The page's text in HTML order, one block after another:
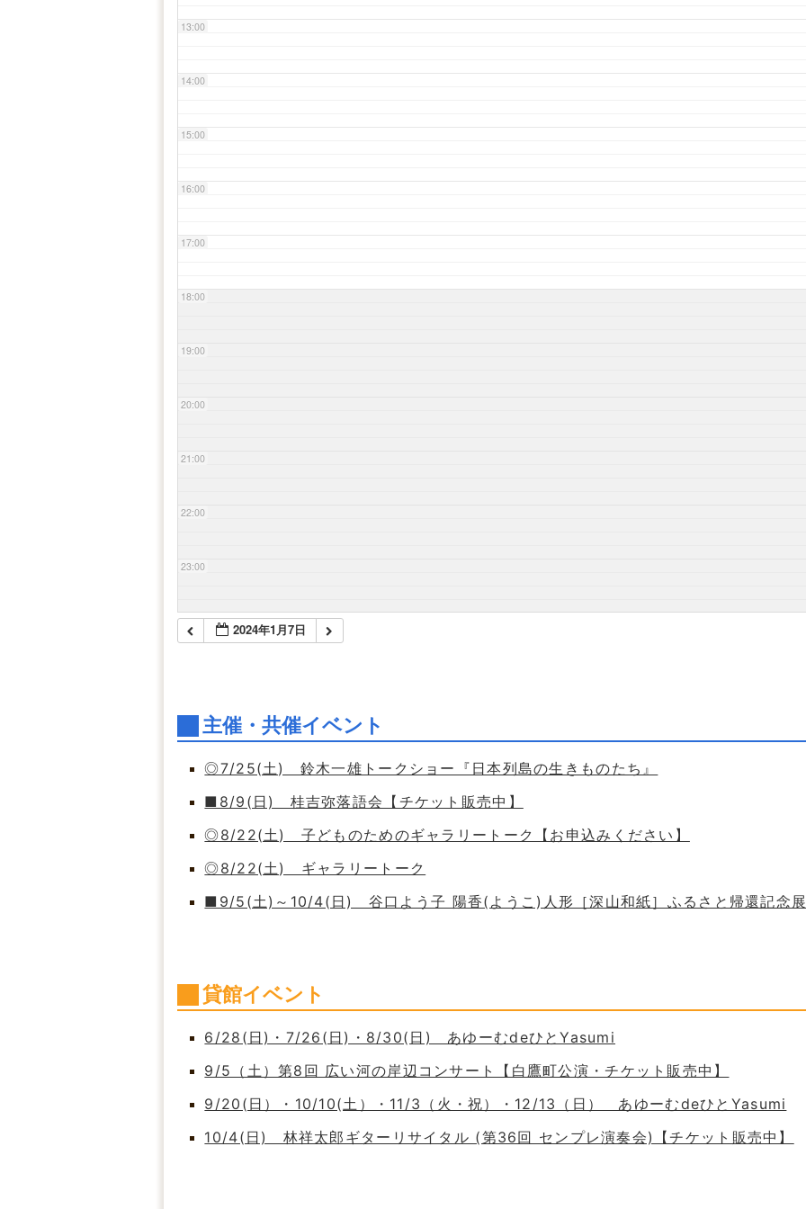
13:00
14:00
15:00
16:00
17:00
18:00
19:00
20:00
21:00
22:00
23:00
2024年1月7日
主催・共催イベント
◎7/25(土) 鈴木一雄トークショー『日本列島の生きものたち』
■8/9(日) 桂吉弥落語会【チケット販売中】
◎8/22(土) 子どものためのギャラリートーク【お申込みください】
◎8/22(土) ギャラリートーク
■9/5(土)～10/4(日) 谷口よう子 陽香(ようこ)人形［深山和紙］ふるさと帰還記念
貸館イベント
6/28(日)・7/26(日)・8/30(日) あゆーむdeひとYasumi
9/5（土）第8回 広い河の岸辺コンサート【白鷹町公演・チケット販売中】
9/20(日）・10/10(土）・11/3（火・祝）・12/13（日） あゆーむdeひとYasumi
10/4(日) 林祥太郎ギターリサイタル (第36回 センプレ演奏会)【チケット販売中】